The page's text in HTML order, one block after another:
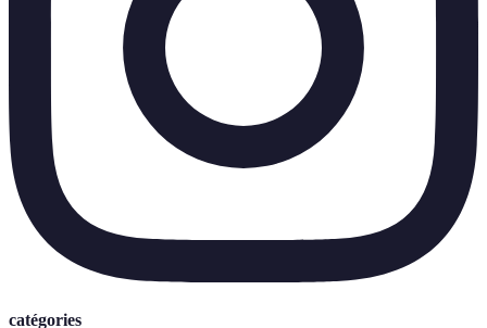
catégories